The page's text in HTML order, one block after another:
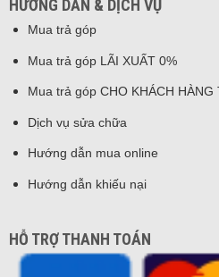
HƯỚNG DẪN & DỊCH VỤ
Mua trả góp
Mua trả góp LÃI XUẤT 0%
Mua trả góp CHO KHÁCH HÀNG
Dịch vụ sửa chữa
Hướng dẫn mua online
Hướng dẫn khiếu nại
HỖ TRỢ THANH TOÁN